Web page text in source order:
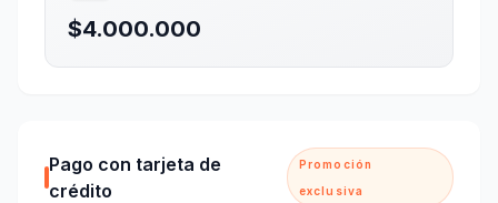
$4.000.000
Pago con tarjeta de
crédito
Promoción
exclusiva